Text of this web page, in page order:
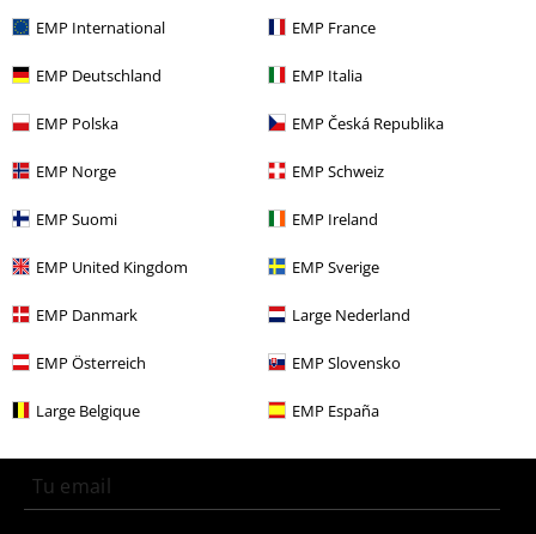
EMP International EMP France
EMP Deutschland EMP Italia
EMP Polska EMP Česká Republika
EMP Norge EMP Schweiz
EMP Suomi EMP Ireland
EMP United Kingdom EMP Sverige
EMP Danmark Large Nederland
EMP Österreich EMP Slovensko
Large Belgique EMP España
Películas & TV
E-mail Newsletter
suscríbete ahora!